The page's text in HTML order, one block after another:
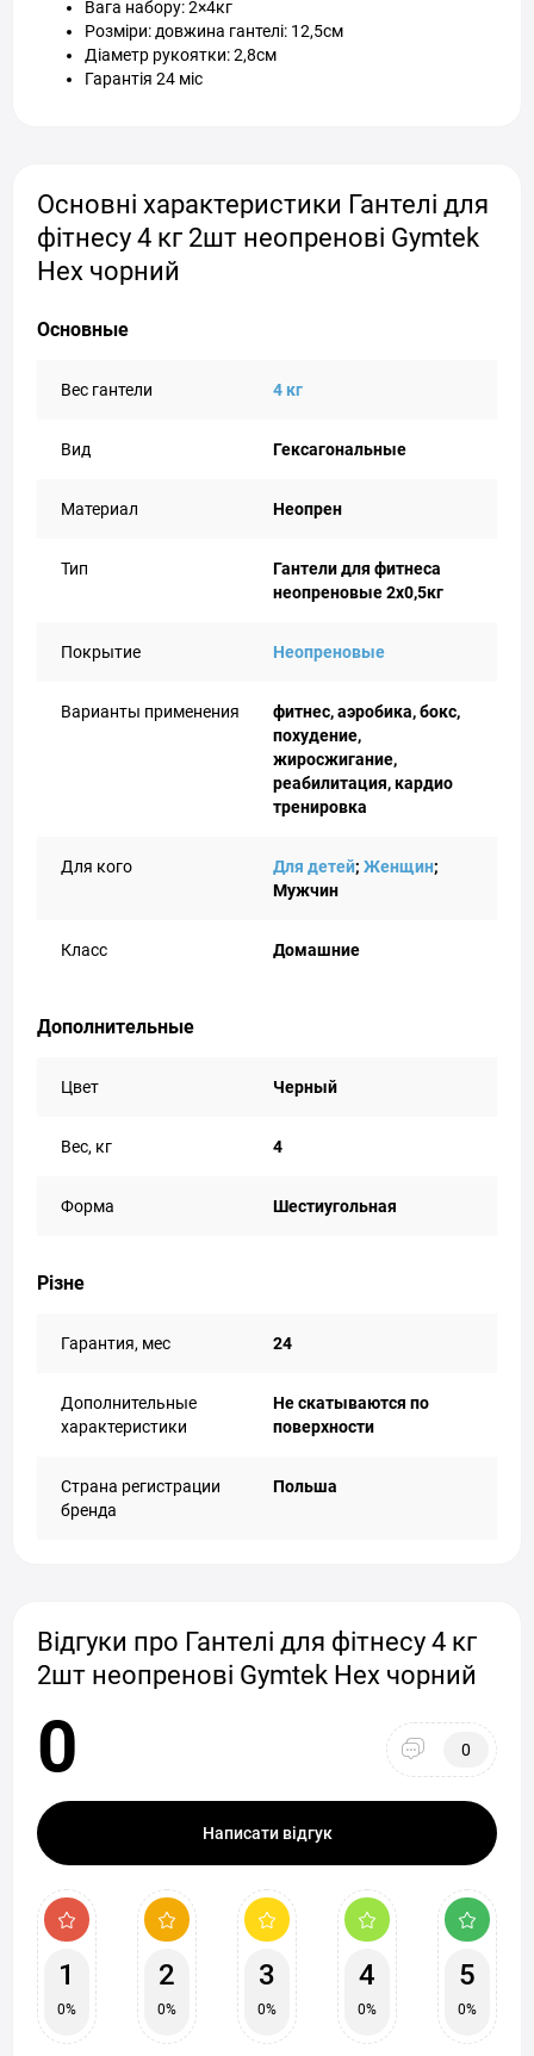
Вага набору: 2×4кг
Розміри: довжина гантелі: 12,5см
Діаметр рукоятки: 2,8см
Гарантія 24 міс
Основні характеристики Гантелі для
фітнесу 4 кг 2шт неопренові Gymtek
Hex чорний
Основные
Вес гантели 4 кг
Вид Гексагональные
Материал Неопрен
Тип
Гантели для фитнеса
неопреновые 2x0,5кг
Покрытие Неопреновые
Варианты применения
фитнес, аэробика, бокс,
похудение,
жиросжигание,
реабилитация, кардио
тренировка
Для кого Для детей; Женщин;
Мужчин
Класс Домашние
Дополнительные
Цвет Черный
Вес, кг 4
Форма Шестиугольная
Різне
Гарантия, мес 24
Дополнительные
характеристики
Не скатываются по
поверхности
Страна регистрации
бренда
Польша
Відгуки про Гантелі для фітнесу 4 кг
2шт неопренові Gymtek Hex чорний
0 0
Написати відгук
1
0%
2
0%
3
0%
4
0%
5
0%